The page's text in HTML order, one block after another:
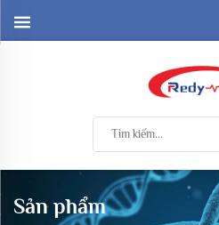
Sản phẩm